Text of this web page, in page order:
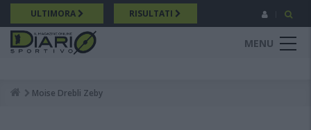
Salta
al
contenuto
principale
ULTIMORA RISULTATI
MENU
Breadcrumb
Moise Drebli Zeby